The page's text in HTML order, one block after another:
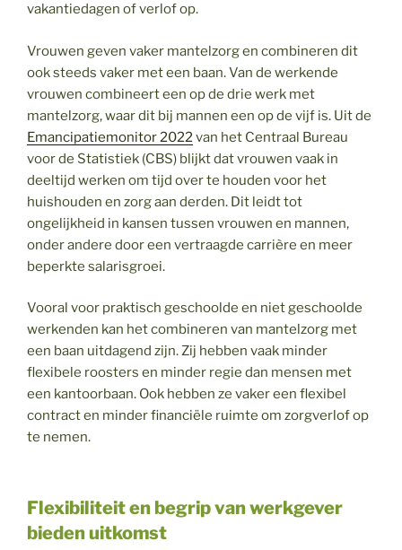
vakantiedagen of verlof op.
Vrouwen geven vaker mantelzorg en combineren dit
ook steeds vaker met een baan. Van de werkende
vrouwen combineert een op de drie werk met
mantelzorg, waar dit bij mannen een op de vijf is. Uit de
Emancipatiemonitor 2022van het Centraal Bureau
voor de Statistiek (CBS) blijkt dat vrouwen vaak in
deeltijd werken om tijd over te houden voor het
huishouden en zorg aan derden. Dit leidt tot
ongelijkheid in kansen tussen vrouwen en mannen,
onder andere door een vertraagde carrière en meer
beperkte salarisgroei.
Vooral voor praktisch geschoolde en niet geschoolde
werkenden kan het combineren van mantelzorg met
een baan uitdagend zijn. Zij hebben vaak minder
flexibele roosters en minder regie dan mensen met
een kantoorbaan. Ook hebben ze vaker een flexibel
contract en minder financiële ruimte om zorgverlof op
te nemen.
Flexibiliteit en begrip van werkgever
bieden uitkomst